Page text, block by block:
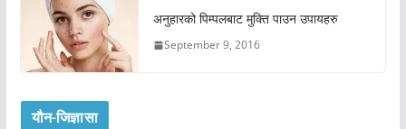
अनुहारको पिम्पलबाट मुक्ति पाउन उपायहरु
September 9, 2016
यौन-जिज्ञासा